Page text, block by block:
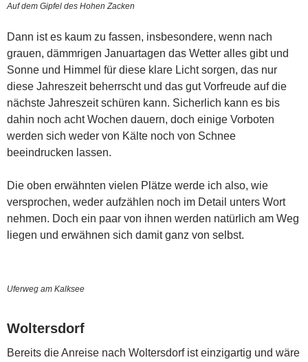
Auf dem Gipfel des Hohen Zacken
Dann ist es kaum zu fassen, insbesondere, wenn nach
grauen, dämmrigen Januartagen das Wetter alles gibt und
Sonne und Himmel für diese klare Licht sorgen, das nur
diese Jahreszeit beherrscht und das gut Vorfreude auf die
nächste Jahreszeit schüren kann. Sicherlich kann es bis
dahin noch acht Wochen dauern, doch einige Vorboten
werden sich weder von Kälte noch von Schnee
beeindrucken lassen.
Die oben erwähnten vielen Plätze werde ich also, wie
versprochen, weder aufzählen noch im Detail unters Wort
nehmen. Doch ein paar von ihnen werden natürlich am Weg
liegen und erwähnen sich damit ganz von selbst.
Uferweg am Kalksee
Woltersdorf
Bereits die Anreise nach Woltersdorf ist einzigartig und wäre